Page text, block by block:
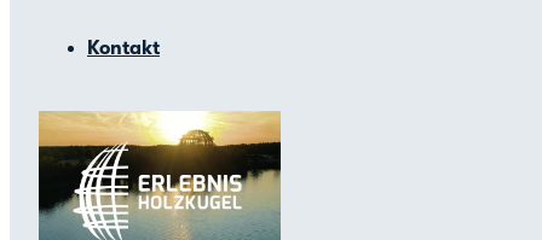
Kontakt